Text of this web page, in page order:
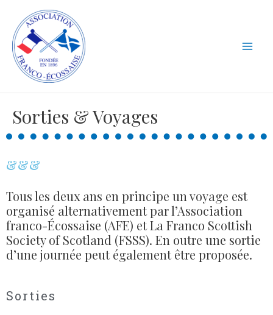
Sorties & Voyages
&&&
Tous les deux ans en principe un voyage est
organisé alternativement par l’Association
franco-Écossaise (AFE) et La Franco Scottish
Society of Scotland (FSSS). En outre une sortie
d’une journée peut également être proposée.
Sorties